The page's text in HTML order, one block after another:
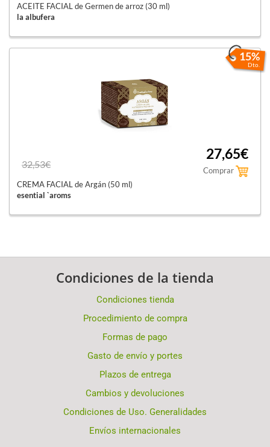
ACEITE FACIAL de Germen de arroz (30 ml)
la albufera
15%
Dto.
32,53€
27,65€
Comprar
CREMA FACIAL de Argán (50 ml)
esential `aroms
Condiciones de la tienda
Condiciones tienda
Procedimiento de compra
Formas de pago
Gasto de envío y portes
Plazos de entrega
Cambios y devoluciones
Condiciones de Uso. Generalidades
Envíos internacionales